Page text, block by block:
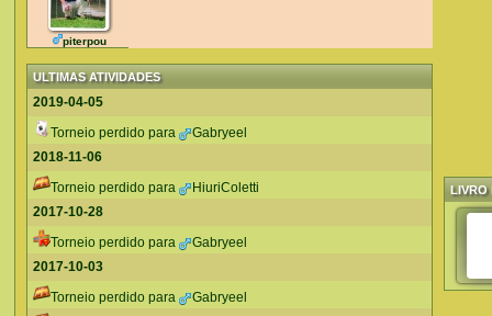
piterpou
ULTIMAS ATIVIDADES
2019-04-05
Torneio perdido para
Gabryeel
2018-11-06
Torneio perdido para
HiuriColetti
2017-10-28
Torneio perdido para
Gabryeel
2017-10-03
Torneio perdido para
Gabryeel
LIVRO